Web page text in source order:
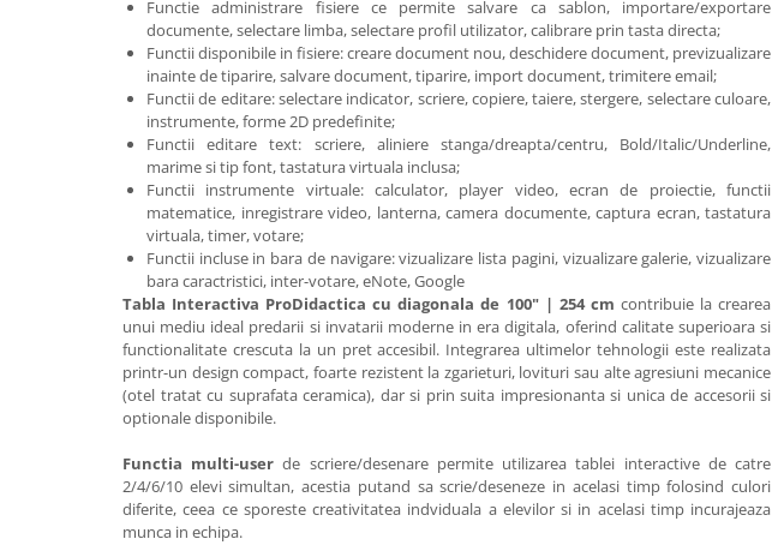
Scaune si Fotolii
Catedre,Mese,Birouri
Mobilier Laboratoare
Materiale Didactice
Materiale Didactice si Jocuri
Dezvoltarea limbajului
Educatie fizica
Truse de experimente pentru copii
Dezvoltare socio-emotionala
Dezvoltarea cognitiva
Materiale Didactice Clasele
Limba si Comunicare
Functie administrare fisiere ce permite salvare ca sablon, importare/exportare
documente, selectare limba, selectare profil utilizator, calibrare prin tasta directa;
Functii disponibile in fisiere: creare document nou, deschidere document, previzualizare
inainte de tiparire, salvare document, tiparire, import document, trimitere email;
Functii de editare: selectare indicator, scriere, copiere, taiere, stergere, selectare culoare,
instrumente, forme 2D predefinite;
Functii editare text: scriere, aliniere stanga/dreapta/centru, Bold/Italic/Underline,
marime si tip font, tastatura virtuala inclusa;
Functii instrumente virtuale: calculator, player video, ecran de proiectie, functii
matematice, inregistrare video, lanterna, camera documente, captura ecran, tastatura
virtuala, timer, votare;
Functii incluse in bara de navigare: vizualizare lista pagini, vizualizare galerie, vizualizare
bara caractristici, inter-votare, eNote, Google
Tabla Interactiva ProDidactica cu diagonala de 100" | 254 cm contribuie la crearea
unui mediu ideal predarii si invatarii moderne in era digitala, oferind calitate superioara si
functionalitate crescuta la un pret accesibil. Integrarea ultimelor tehnologii este realizata
printr-un design compact, foarte rezistent la zgarieturi, lovituri sau alte agresiuni mecanice
(otel tratat cu suprafata ceramica), dar si prin suita impresionanta si unica de accesorii si
optionale disponibile.
Functia multi-user de scriere/desenare permite utilizarea tablei interactive de catre
2/4/6/10 elevi simultan, acestia putand sa scrie/deseneze in acelasi timp folosind culori
diferite, ceea ce sporeste creativitatea indviduala a elevilor si in acelasi timp incurajeaza
munca in echipa.